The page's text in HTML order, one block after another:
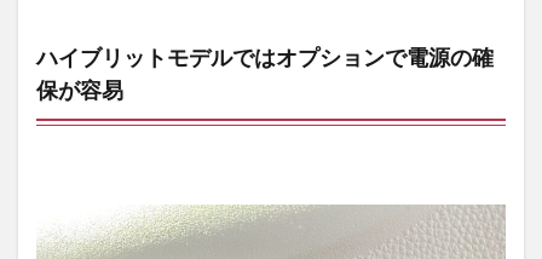
仕様
7
め
ハイブリットモデルではオプションで電源の確
保が容易